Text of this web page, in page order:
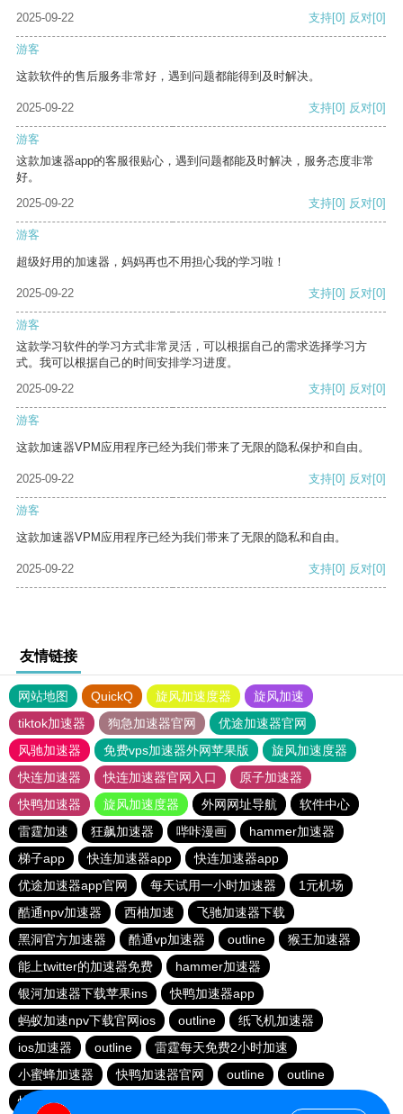
2025-09-22
支持[0] 反对[0]
游客
这款软件的售后服务非常好，遇到问题都能得到及时解决。
2025-09-22 支持[0] 反对[0]
游客
这款加速器app的客服很贴心，遇到问题都能及时解决，服务态度非常
好。
2025-09-22
支持[0] 反对[0]
游客
超级好用的加速器，妈妈再也不用担心我的学习啦！
2025-09-22 支持[0] 反对[0]
游客
这款学习软件的学习方式非常灵活，可以根据自己的需求选择学习方
式。我可以根据自己的时间安排学习进度。
2025-09-22
支持[0] 反对[0]
游客
这款加速器VPM应用程序已经为我们带来了无限的隐私保护和自由。
2025-09-22 支持[0] 反对[0]
游客
这款加速器VPM应用程序已经为我们带来了无限的隐私和自由。
2025-09-22 支持[0] 反对[0]
友情链接
网站地图 QuickQ 旋风加速度器
旋风加速
tiktok加速器
狗急加速器官网
优途加速器官网
风驰加速器
免费vps加速器外网苹果版
旋风加速度器
快连加速器
快连加速器官网入口
原子加速器
快鸭加速器
旋风加速度器 外网网址导航
软件中心
雷霆加速
狂飙加速器 哔咔漫画
hammer加速器
梯子app
快连加速器app
快连加速器app
优途加速器app官网
每天试用一小时加速器
1元机场
酷通npv加速器
西柚加速
飞驰加速器下载
黑洞官方加速器
酷通vp加速器 outline
猴王加速器
能上twitter的加速器免费
hammer加速器
银河加速器下载苹果ins
快鸭加速器app
蚂蚁加速npv下载官网ios
outline
纸飞机加速器
ios加速器
outline
雷霆每天免费2小时加速
小蜜蜂加速器
快鸭加速器官网 outline
outline
快连vρn加速器